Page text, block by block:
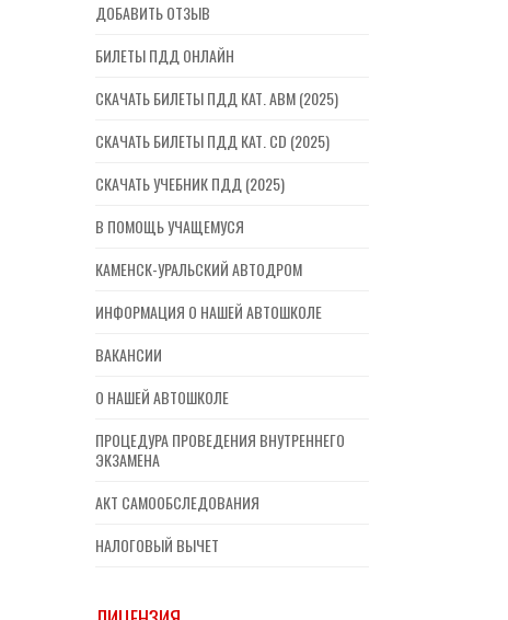
ДОБАВИТЬ ОТЗЫВ
БИЛЕТЫ ПДД ОНЛАЙН
СКАЧАТЬ БИЛЕТЫ ПДД КАТ. ABM (2025)
СКАЧАТЬ БИЛЕТЫ ПДД КАТ. CD (2025)
СКАЧАТЬ УЧЕБНИК ПДД (2025)
В ПОМОЩЬ УЧАЩЕМУСЯ
КАМЕНСК-УРАЛЬСКИЙ АВТОДРОМ
ИНФОРМАЦИЯ О НАШЕЙ АВТОШКОЛЕ
ВАКАНСИИ
О НАШЕЙ АВТОШКОЛЕ
ПРОЦЕДУРА ПРОВЕДЕНИЯ ВНУТРЕННЕГО
ЭКЗАМЕНА
АКТ САМООБСЛЕДОВАНИЯ
НАЛОГОВЫЙ ВЫЧЕТ